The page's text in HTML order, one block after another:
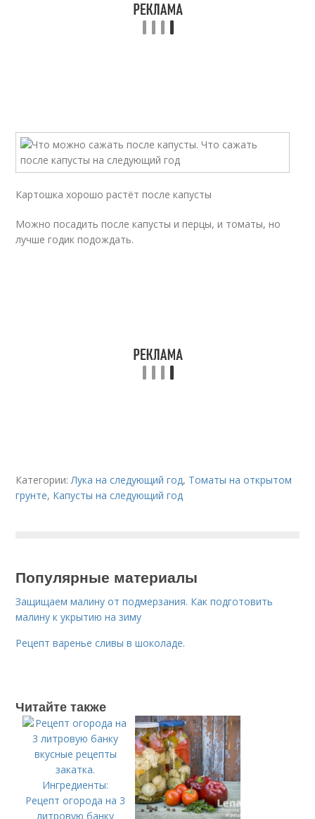
Картошка хорошо растёт после капусты
Можно посадить после капусты и перцы, и томаты, но
лучше годик подождать.
Категории:Лука на следующий год, Томаты на открытом
грунте, Капусты на следующий год
Популярные материалы
Защищаем малину от подмерзания. Как подготовить
малину к укрытию на зиму
Рецепт варенье сливы в шоколаде.
Читайте также
Рецепт огорода на 3
литровую банку